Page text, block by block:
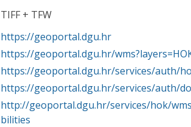
TIFF + TFW
https://geoportal.dgu.hr
https://geoportal.dgu.hr/
https://geoportal.dgu.hr/services/auth/
https://geoportal.dgu.hr/services/auth/
http://geoportal.dgu.hr/services/hok/
bilities